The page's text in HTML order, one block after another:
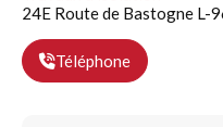
24E Route de Bastogne L-
Téléphone